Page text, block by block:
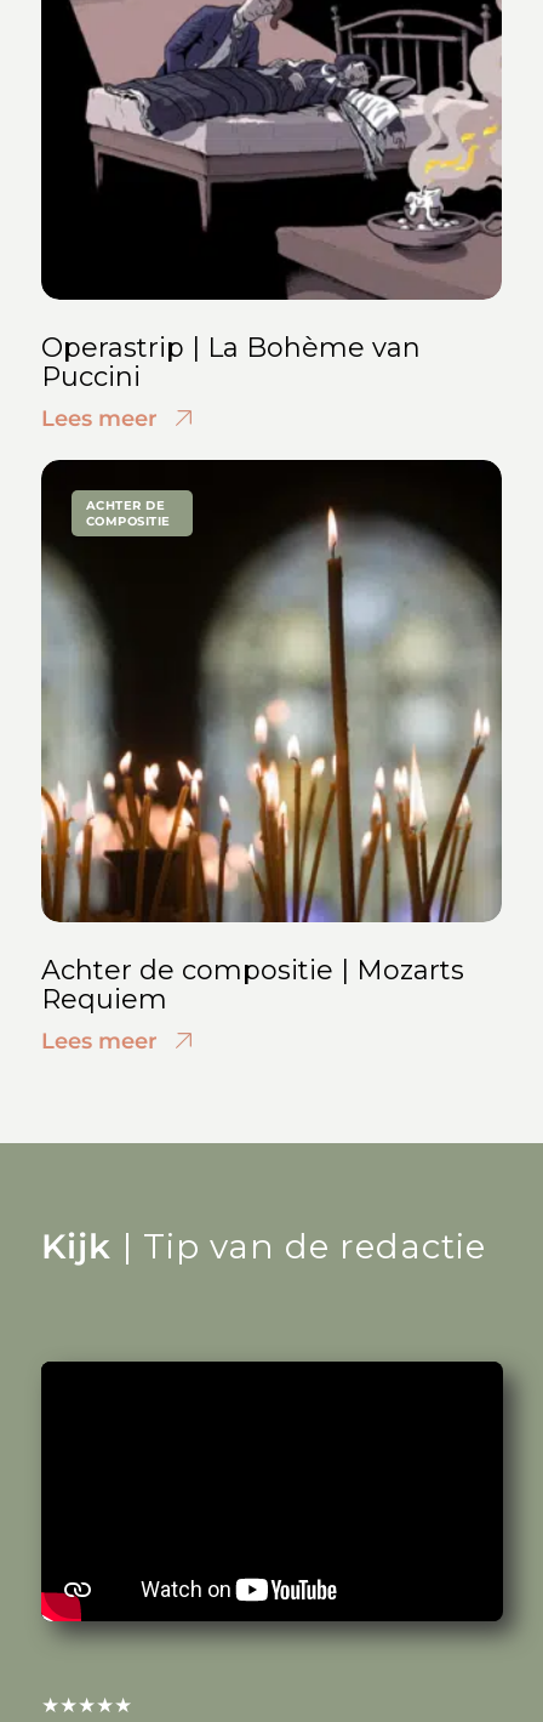
Operastrip | La Bohème van
Puccini
Lees meer
ACHTER DE
COMPOSITIE
Achter de compositie | Mozarts
Requiem
Lees meer
Kijk | Tip van de redactie
★★★★★